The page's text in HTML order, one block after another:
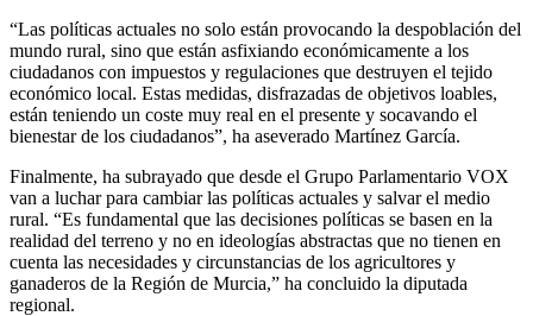
“Las políticas actuales no solo están provocando la despoblación del
mundo rural, sino que están asfixiando económicamente a los
ciudadanos con impuestos y regulaciones que destruyen el tejido
económico local. Estas medidas, disfrazadas de objetivos loables,
están teniendo un coste muy real en el presente y socavando el
bienestar de los ciudadanos”, ha aseverado Martínez García.
Finalmente, ha subrayado que desde el Grupo Parlamentario VOX
van a luchar para cambiar las políticas actuales y salvar el medio
rural. “Es fundamental que las decisiones políticas se basen en la
realidad del terreno y no en ideologías abstractas que no tienen en
cuenta las necesidades y circunstancias de los agricultores y
ganaderos de la Región de Murcia,” ha concluido la diputada
regional.